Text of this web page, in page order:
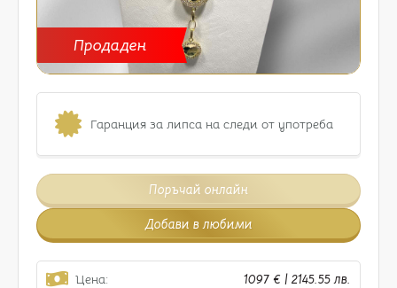
Продаден
Гаранция за липса на следи от употреба
Поръчай онлайн
Добави в любими
Цена: 1097 € | 2145.55 лв.